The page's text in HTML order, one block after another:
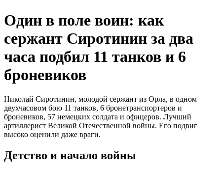
Один в поле воин: как
сержант Сиротинин за два
часа подбил 11 танков и 6
броневиков
Николай Сиротинин, молодой сержант из Орла, в одном
двухчасовом бою 11 танков, 6 бронетранспортеров и
броневиков, 57 немецких солдата и офицеров. Лучший
артиллерист Великой Отечественной войны. Его подвиг
высоко оценили даже враги.
Детство и начало войны